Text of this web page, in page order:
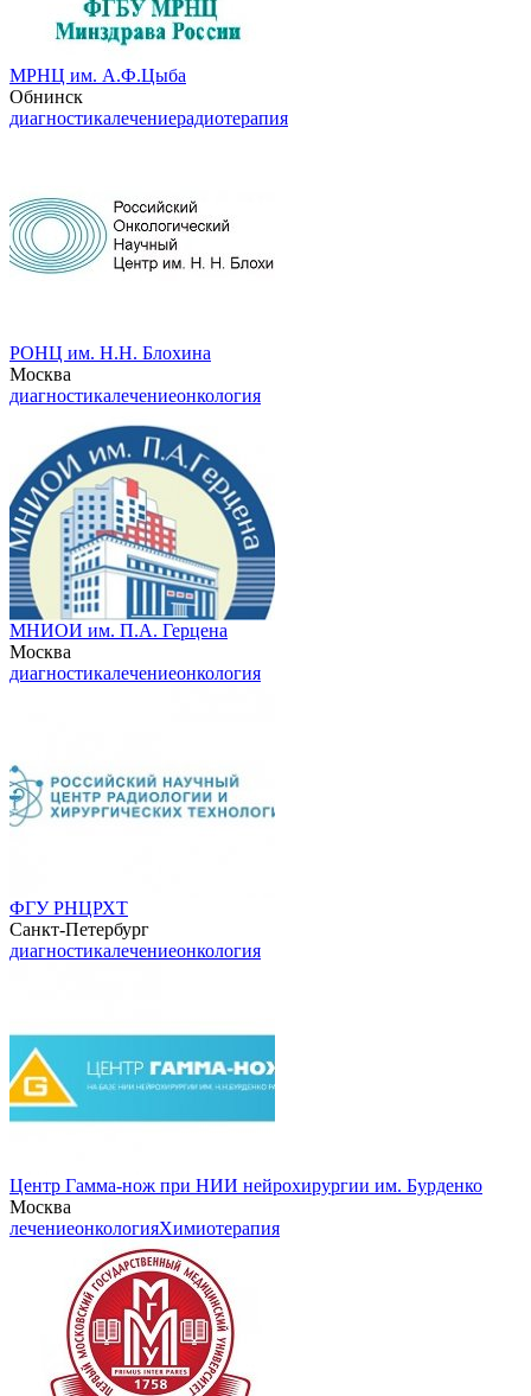
МРНЦ им. А.Ф.Цыба
Обнинск
диагностикалечениерадиотерапия
РОНЦ им. Н.Н. Блохина
Москва
диагностикалечениеонкология
МНИОИ им. П.А. Герцена
Москва
диагностикалечениеонкология
ФГУ РНЦРХТ
Санкт-Петербург
диагностикалечениеонкология
Центр Гамма-нож при НИИ нейрохирургии им. Бурденко
Москва
лечениеонкологияХимиотерапия